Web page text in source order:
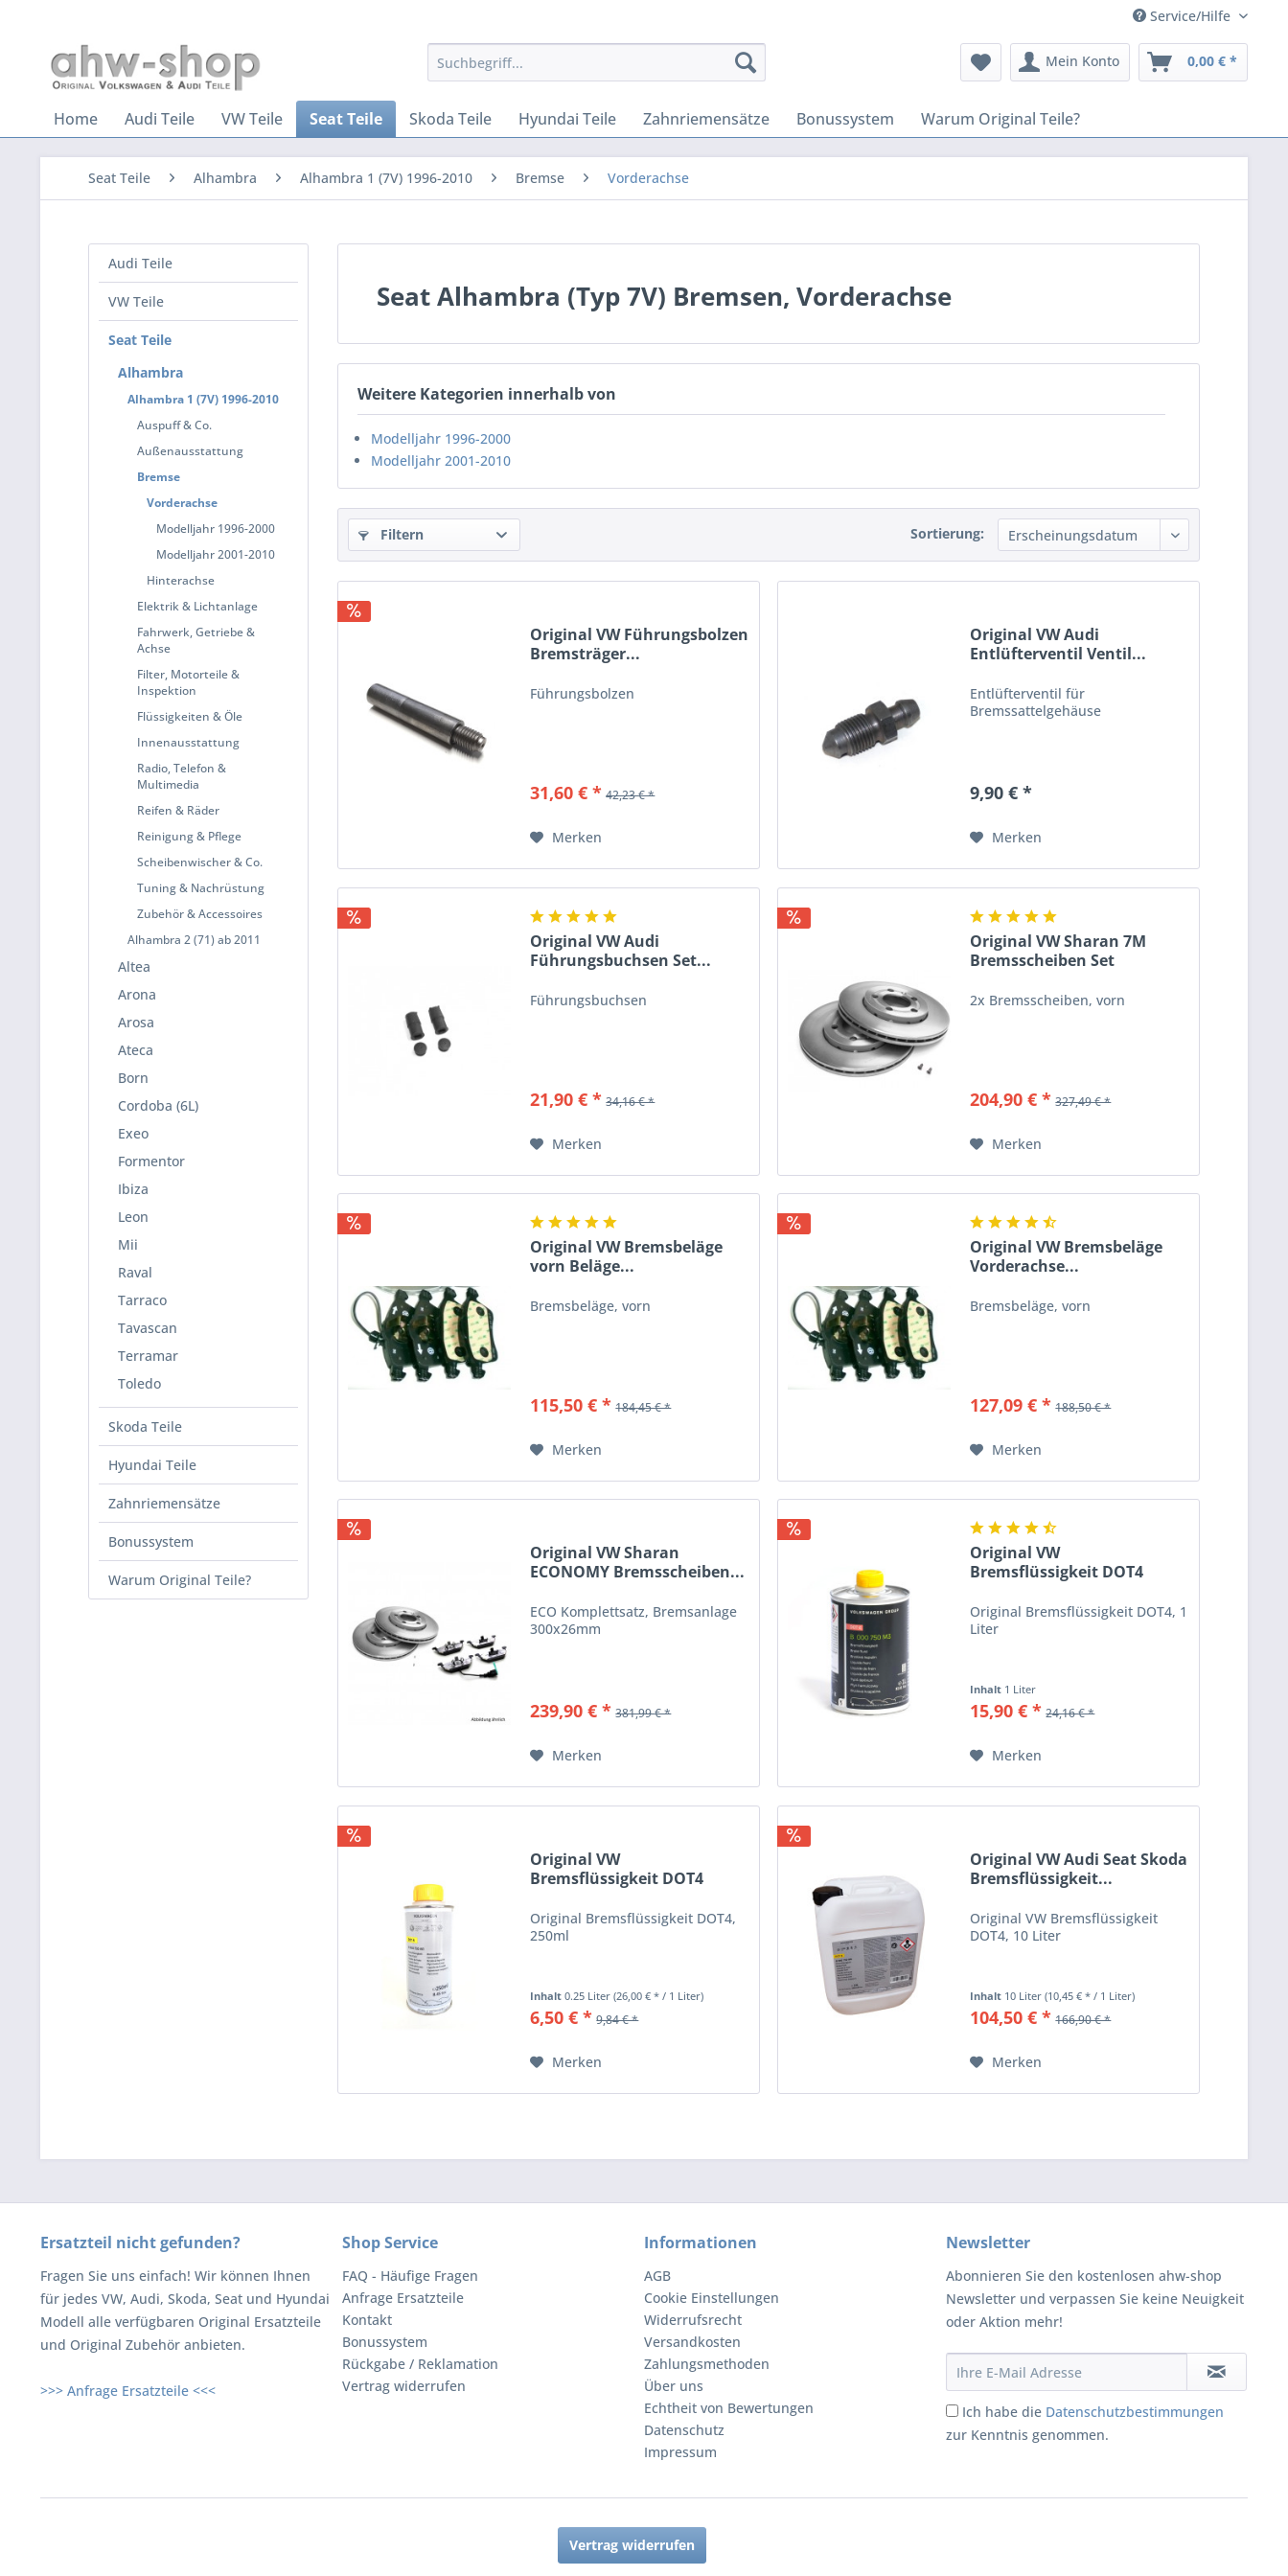
Service/Hilfe
Mein Konto 0,00 € *
Home Audi Teile VW Teile Seat Teile Skoda Teile Hyundai Teile Zahnriemensätze Bonussystem Warum Original Teile?
Seat Teile Alhambra Alhambra 1 (7V) 1996-2010 Bremse Vorderachse
Audi Teile
VW Teile
Seat Teile
Alhambra
Alhambra 1 (7V) 1996-2010
Auspuff & Co.
Außenausstattung
Bremse
Vorderachse
Modelljahr 1996-2000
Modelljahr 2001-2010
Hinterachse
Elektrik & Lichtanlage
Fahrwerk, Getriebe &
Achse
Filter, Motorteile &
Inspektion
Flüssigkeiten & Öle
Innenausstattung
Radio, Telefon &
Multimedia
Reifen & Räder
Reinigung & Pflege
Scheibenwischer & Co.
Tuning & Nachrüstung
Zubehör & Accessoires
Alhambra 2 (71) ab 2011
Altea
Arona
Arosa
Ateca
Born
Cordoba (6L)
Exeo
Formentor
Ibiza
Leon
Mii
Raval
Tarraco
Tavascan
Terramar
Toledo
Skoda Teile
Hyundai Teile
Zahnriemensätze
Bonussystem
Warum Original Teile?
Seat Alhambra (Typ 7V) Bremsen, Vorderachse
Weitere Kategorien innerhalb von
Modelljahr 1996-2000
Modelljahr 2001-2010
Filtern Sortierung:
Original VW Führungsbolzen
Bremsträger...
Führungsbolzen
31,60 € * 42,23 € *
Merken
Original VW Audi
Entlüfterventil Ventil...
Entlüfterventil für
Bremssattelgehäuse
9,90 € *
Merken
Original VW Audi
Führungsbuchsen Set...
Führungsbuchsen
21,90 € * 34,16 € *
Merken
Original VW Sharan 7M
Bremsscheiben Set
2x Bremsscheiben, vorn
204,90 € * 327,49 € *
Merken
Original VW Bremsbeläge
vorn Beläge...
Bremsbeläge, vorn
115,50 € * 184,45 € *
Merken
Original VW Bremsbeläge
Vorderachse...
Bremsbeläge, vorn
127,09 € * 188,50 € *
Merken
Original VW Sharan
ECONOMY Bremsscheiben...
ECO Komplettsatz, Bremsanlage
300x26mm
239,90 € * 381,99 € *
Merken
Original VW
Bremsflüssigkeit DOT4
Original Bremsflüssigkeit DOT4, 1
Liter
Inhalt 1 Liter
15,90 € * 24,16 € *
Merken
Original VW
Bremsflüssigkeit DOT4
Original Bremsflüssigkeit DOT4,
250ml
Inhalt0.25 Liter(26,00 € * / 1 Liter)
6,50 € * 9,84 € *
Merken
Original VW Audi Seat Skoda
Bremsflüssigkeit...
Original VW Bremsflüssigkeit
DOT4, 10 Liter
Inhalt 10 Liter(10,45 € * / 1 Liter)
104,50 € * 166,90 € *
Merken
Ersatzteil nicht gefunden?
Fragen Sie uns einfach! Wir können Ihnen
für jedes VW, Audi, Skoda, Seat und Hyundai
Modell alle verfügbaren Original Ersatzteile
und Original Zubehör anbieten.
>>> Anfrage Ersatzteile <<<
Shop Service
FAQ - Häufige Fragen
Anfrage Ersatzteile
Kontakt
Bonussystem
Rückgabe / Reklamation
Vertrag widerrufen
Informationen
AGB
Cookie Einstellungen
Widerrufsrecht
Versandkosten
Zahlungsmethoden
Über uns
Echtheit von Bewertungen
Datenschutz
Impressum
Newsletter
Abonnieren Sie den kostenlosen ahw-shop
Newsletter und verpassen Sie keine Neuigkeit
oder Aktion mehr!
Ich habe die Datenschutzbestimmungen
zur Kenntnis genommen.
Vertrag widerrufen